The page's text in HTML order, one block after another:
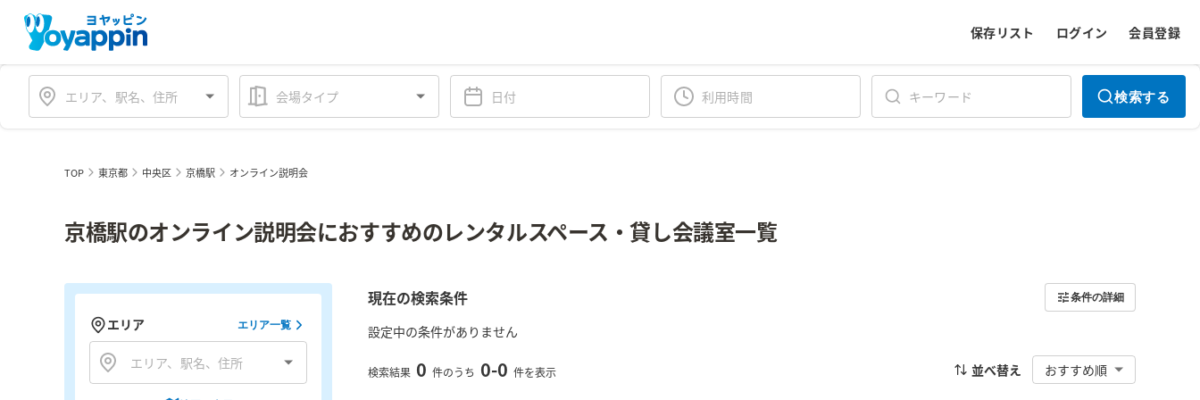
保存リスト ログイン 会員登録
会場タイプ 検索する
TOP 東京都 中央区 京橋駅 オンライン説明会
京橋駅のオンライン説明会におすすめのレンタルスペース・貸し会議室一覧
現在の検索条件 条件の詳細
設定中の条件がありません
検索結果 0 件のうち 0-0 件を表示 並べ替え おすすめ順
エリア エリア一覧